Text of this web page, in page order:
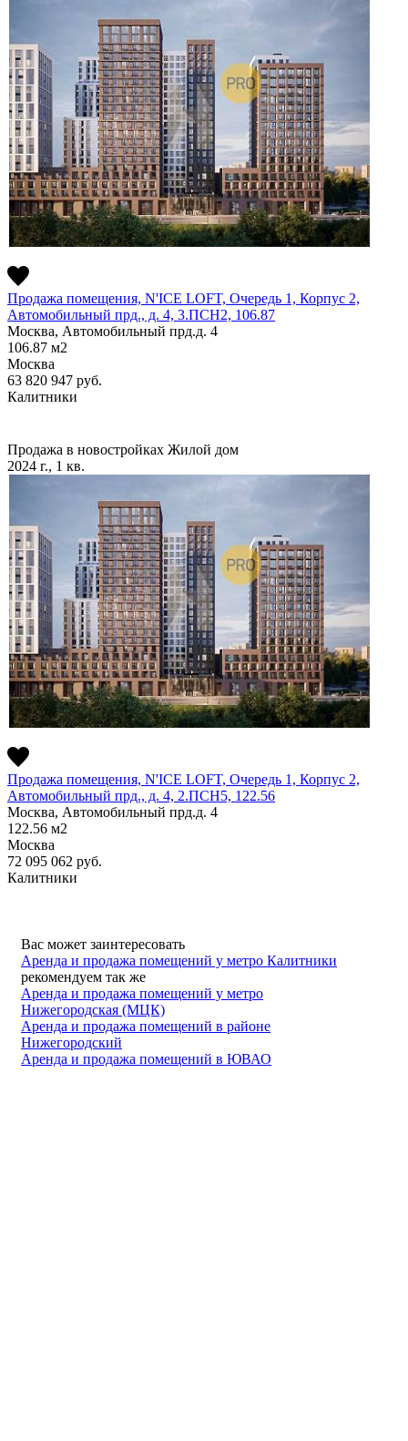
Продажа помещения, N'ICE LOFT, Очередь 1, Корпус 2,
Автомобильный прд., д. 4, 3.ПСН2, 106.87
Москва, Автомобильный прд.д. 4
106.87 м2
Москва
63 820 947 руб.
Калитники
Продажа в новостройках Жилой дом
2024 г., 1 кв.
Продажа помещения, N'ICE LOFT, Очередь 1, Корпус 2,
Автомобильный прд., д. 4, 2.ПСН5, 122.56
Москва, Автомобильный прд.д. 4
122.56 м2
Москва
72 095 062 руб.
Калитники
Вас может заинтересовать
Аренда и продажа помещений у метро Калитники
рекомендуем так же
Аренда и продажа помещений у метро
Нижегородская (МЦК)
Аренда и продажа помещений в районе
Нижегородский
Аренда и продажа помещений в ЮВАО